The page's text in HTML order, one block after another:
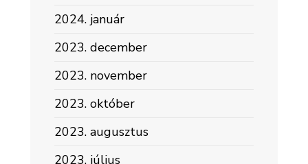
2024. január
2023. december
2023. november
2023. október
2023. augusztus
2023. július